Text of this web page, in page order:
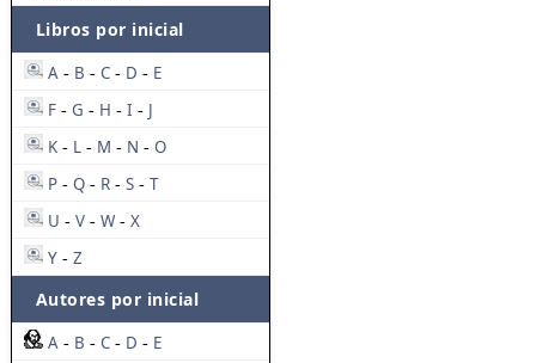
Libros por inicial
A - B - C - D - E
F - G - H - I - J
K - L - M - N - O
P - Q - R - S - T
U - V - W - X
Y - Z
Autores por inicial
A - B - C - D - E